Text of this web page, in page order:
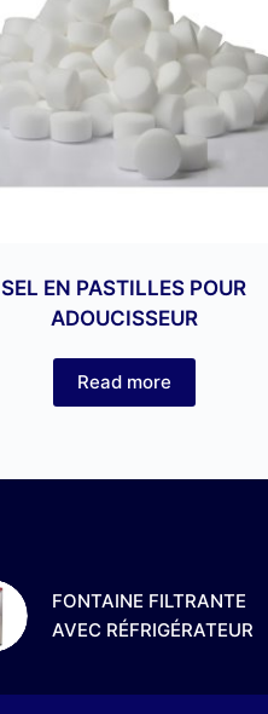
SEL EN PASTILLES POUR
ADOUCISSEUR
Read more
FONTAINE FILTRANTE
AVEC RÉFRIGÉRATEUR